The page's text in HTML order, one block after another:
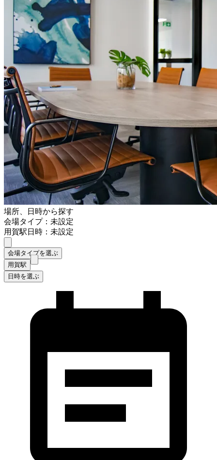
場所、日時から探す
会場タイプ：未設定
用賀駅日時：未設定
会場タイプを選ぶ
用賀駅
日時を選ぶ